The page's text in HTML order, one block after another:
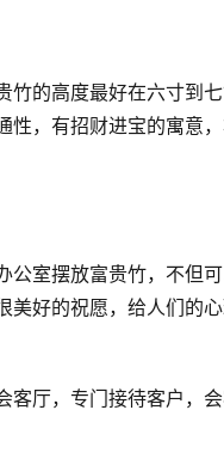
的高度最好在六寸到
，有招财进宝的寓意
室摆放富贵竹，不但
好的祝愿，给人们的
厅，专门接待客户，